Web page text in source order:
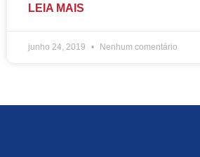
LEIA MAIS
junho 24, 2019 Nenhum comentário